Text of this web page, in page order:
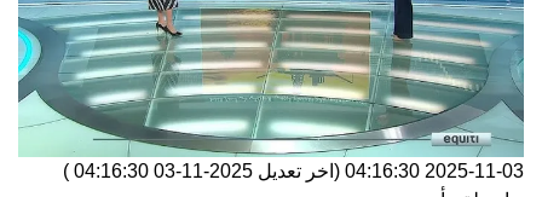
2025-11-03 04:16:30 (اخر تعديل 2025-11-03 04:16:30
)